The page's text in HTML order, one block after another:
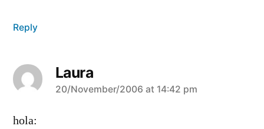
Reply
Laura
says:
20/November/2006 at 14:42 pm
hola: